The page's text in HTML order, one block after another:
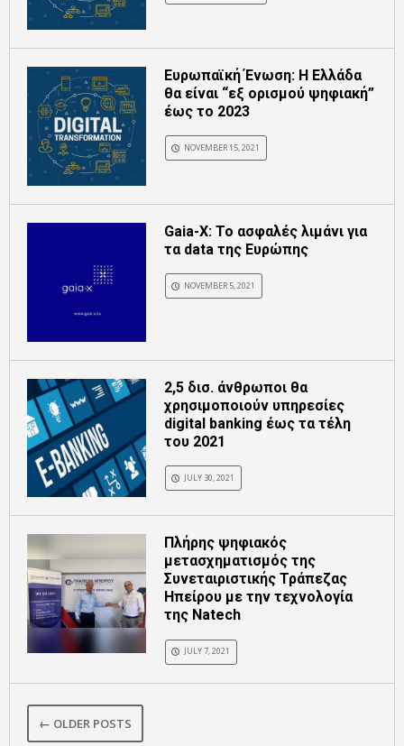
Ευρωπαϊκή Ένωση: H Ελλάδα
θα είναι “εξ ορισμού ψηφιακή”
έως το 2023
NOVEMBER 15, 2021
Gaia-X: Το ασφαλές λιμάνι για
τα data της Ευρώπης
NOVEMBER 5, 2021
2,5 δισ. άνθρωποι θα
χρησιμοποιούν υπηρεσίες
digital banking έως τα τέλη
του 2021
JULY 30, 2021
Πλήρης ψηφιακός
μετασχηματισμός της
Συνεταιριστικής Τράπεζας
Ηπείρου με την τεχνολογία
της Natech
JULY 7, 2021
← OLDER POSTS